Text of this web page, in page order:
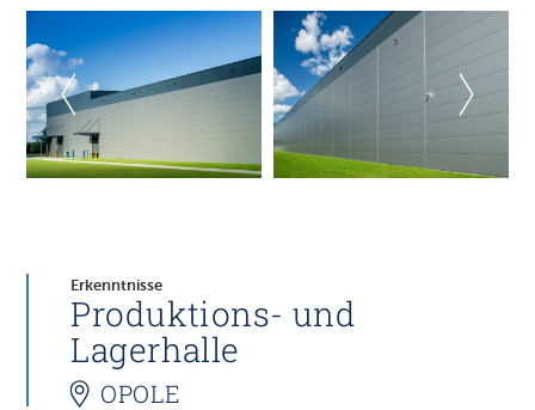
Erkenntnisse
Produktions- und
Lagerhalle
OPOLE